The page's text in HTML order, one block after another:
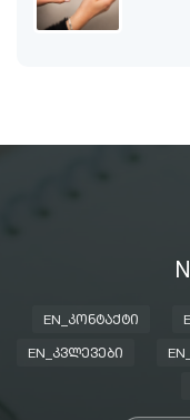
EN_ᲙᲝᲜᲢᲐᲥᲢᲘ
EN_ᲙᲕᲚᲔᲕᲔᲑᲘ